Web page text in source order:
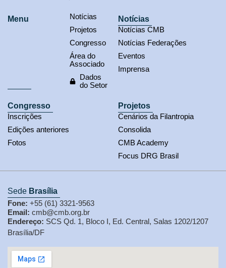
Menu
Notícias
Projetos
Congresso
Área do
Associado
Dados
do Setor
Notícias
Notícias CMB
Notícias Federações
Eventos
Imprensa
Congresso
Inscrições
Edições anteriores
Fotos
Projetos
Cenários da Filantropia
Consolida
CMB Academy
Focus DRG Brasil
Sede Brasília
Fone: +55 (61) 3321-9563
Email: cmb@cmb.org.br
Endereço: SCS Qd. 1, Bloco I, Ed. Central, Salas 1202/1207
Brasília/DF